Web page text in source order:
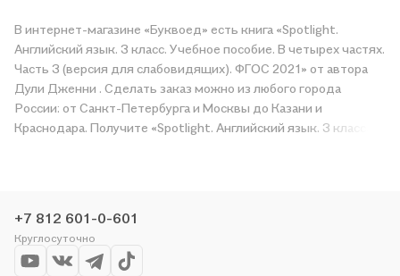
В интернет-магазине «Буквоед» есть книга «Spotlight.
Английский язык. 3 класс. Учебное пособие. В четырех частях.
Часть 3 (версия для слабовидящих). ФГОС 2021» от автора
Дули Дженни . Сделать заказ можно из любого города
России: от Санкт-Петербурга и Москвы до Казани и
Краснодара. Получите «Spotlight. Английский язык. 3 класс.
цене. Например, организуем конкурсы и проводим акции.
Оставайтесь с нами, чтобы не упустить выгоду!
+7 812 601-0-601
Круглосуточно